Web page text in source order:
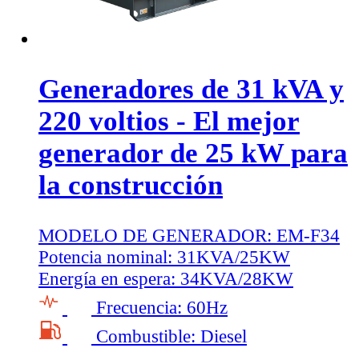
Generadores de 31 kVA y
220 voltios - El mejor
generador de 25 kW para
la construcción
MODELO DE GENERADOR: EM-F34
Potencia nominal: 31KVA/25KW
Energía en espera: 34KVA/28KW
Frecuencia: 60Hz
Combustible: Diesel